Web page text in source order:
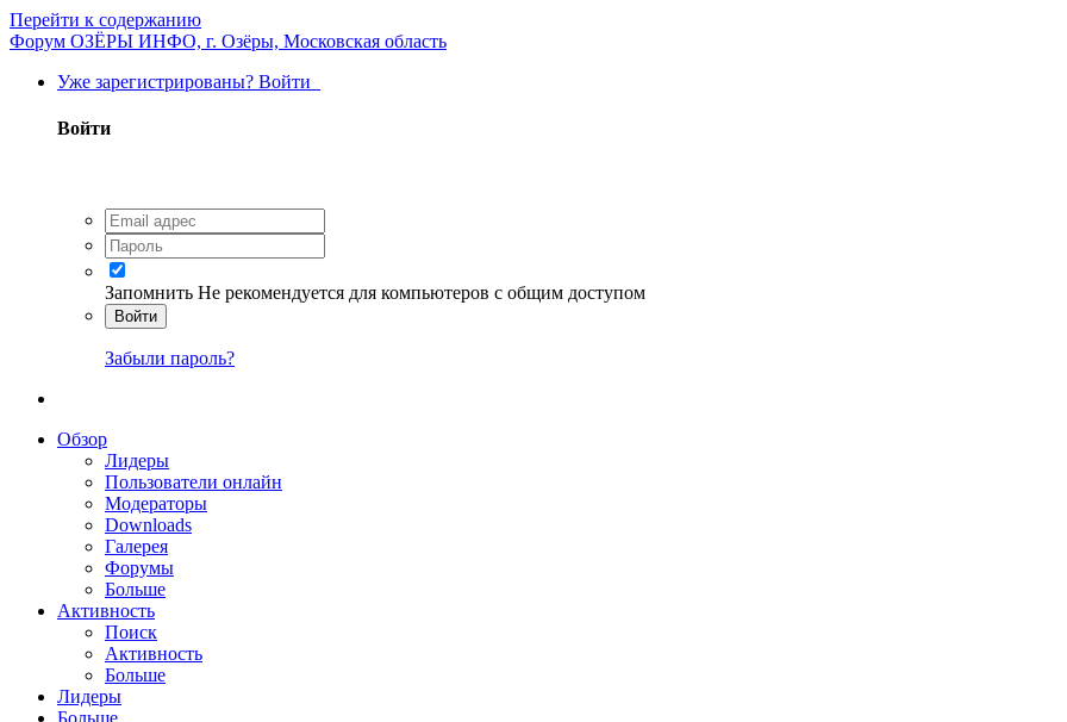
Перейти к содержанию
Форум ОЗЁРЫ ИНФО, г. Озёры, Московская область
Уже зарегистрированы? Войти
Войти
Запомнить Не рекомендуется для компьютеров с общим доступом
Войти
Забыли пароль?
Обзор
Лидеры
Пользователи онлайн
Модераторы
Downloads
Галерея
Форумы
Больше
Активность
Поиск
Активность
Больше
Лидеры
Больше